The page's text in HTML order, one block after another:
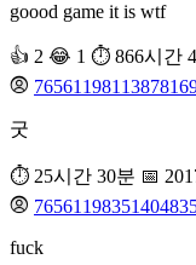
goood game it is wtf
👍 2 😂 1 ⏱️ 866시간
굿
⏱️ 25시간 30분 📅
fuck